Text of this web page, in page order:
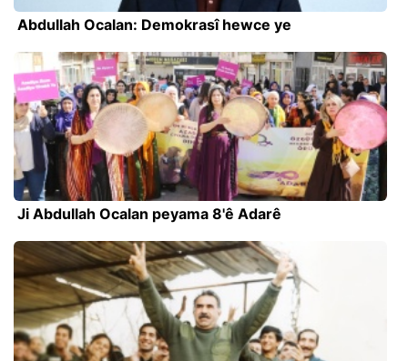
Abdullah Ocalan: Demokrasî hewce ye
Ji Abdullah Ocalan peyama 8'ê Adarê